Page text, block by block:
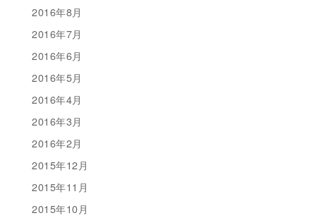
2016年8月
2016年7月
2016年6月
2016年5月
2016年4月
2016年3月
2016年2月
2015年12月
2015年11月
2015年10月